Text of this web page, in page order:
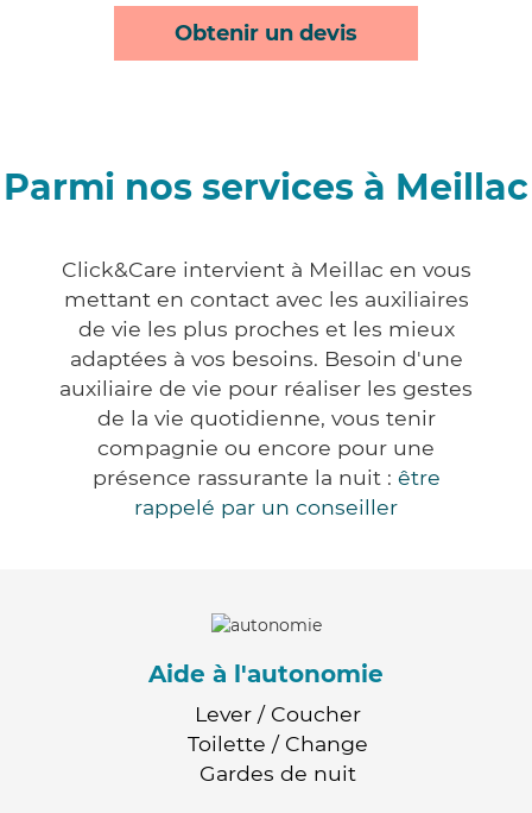
Obtenir un devis
Parmi nos services à Meillac
Click&Care intervient à Meillac en vous
mettant en contact avec les auxiliaires
de vie les plus proches et les mieux
adaptées à vos besoins. Besoin d'une
auxiliaire de vie pour réaliser les gestes
de la vie quotidienne, vous tenir
compagnie ou encore pour une
présence rassurante la nuit : être
rappelé par un conseiller
Aide à l'autonomie
Lever / Coucher
Toilette / Change
Gardes de nuit